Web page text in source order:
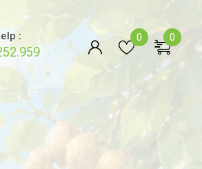
: 0 0